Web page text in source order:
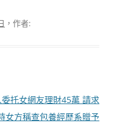
，作者:
委托女網友理財45萬 請求
女方稱查包養經歷系贈予